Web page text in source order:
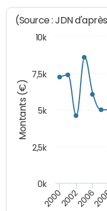
Montants (€)
(Source : JDN
200020022006
0k
2,5k
5k
7,5k
10k